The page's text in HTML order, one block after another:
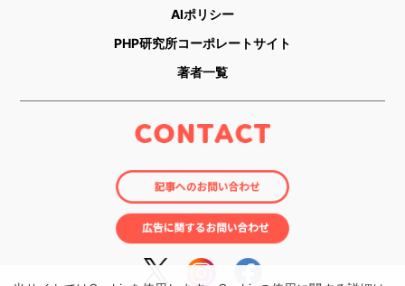
AIポリシー
PHP研究所コーポレートサイト
著者一覧